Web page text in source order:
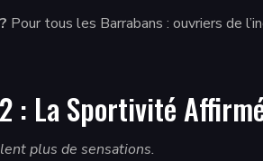
Pour tous les Barrabans : ouvriers de
2 : La Sportivité
plus de sensations.